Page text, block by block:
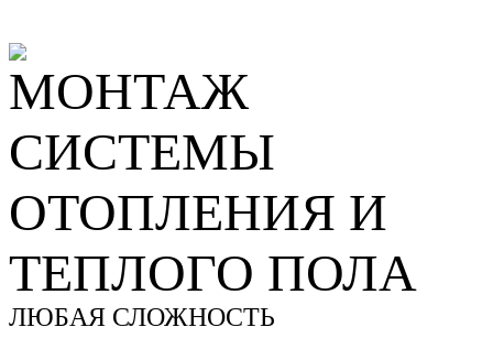
МОНТАЖ
СИСТЕМЫ
ОТОПЛЕНИЯ И
ТЕПЛОГО ПОЛА
ЛЮБАЯ СЛОЖНОСТЬ